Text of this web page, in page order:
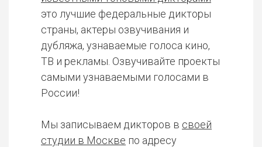
это лучшие федеральные дикторы
страны, актеры озвучивания и
дубляжа, узнаваемые голоса кино,
ТВ и рекламы. Озвучивайте проекты
самыми узнаваемыми голосами в
России!
Мы записываем дикторов в своей
студии в Москве по адресу